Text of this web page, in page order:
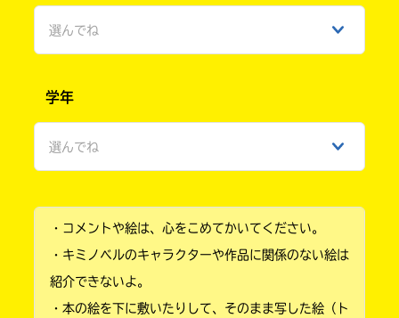
選んでね
ひみつ
学年
選んでね
小学2年
小学4年
・コメントや絵は、心をこめてかいてください。
・キミノベルのキャラクターや作品に関係のない絵は
紹介できないよ。
・本の絵を下に敷いたりして、そのまま写した絵（ト